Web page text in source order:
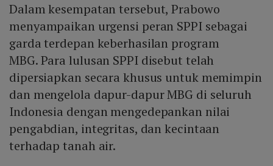
Dalam kesempatan tersebut, Prabowo
menyampaikan urgensi peran SPPI sebagai
garda terdepan keberhasilan program
MBG. Para lulusan SPPI disebut telah
dipersiapkan secara khusus untuk memimpin
dan mengelola dapur-dapur MBG di seluruh
Indonesia dengan mengedepankan nilai
pengabdian, integritas, dan kecintaan
terhadap tanah air.